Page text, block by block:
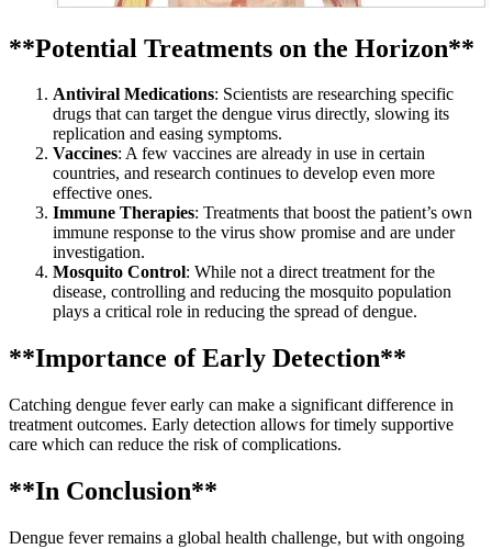
**Potential Treatments on the Horizon**
Antiviral Medications: Scientists are researching specific
drugs that can target the dengue virus directly, slowing its
replication and easing symptoms.
Vaccines: A few vaccines are already in use in certain
countries, and research continues to develop even more
effective ones.
Immune Therapies: Treatments that boost the patient’s own
immune response to the virus show promise and are under
investigation.
Mosquito Control: While not a direct treatment for the
disease, controlling and reducing the mosquito population
plays a critical role in reducing the spread of dengue.
**Importance of Early Detection**
Catching dengue fever early can make a significant difference in
treatment outcomes. Early detection allows for timely supportive
care which can reduce the risk of complications.
**In Conclusion**
Dengue fever remains a global health challenge, but with ongoing